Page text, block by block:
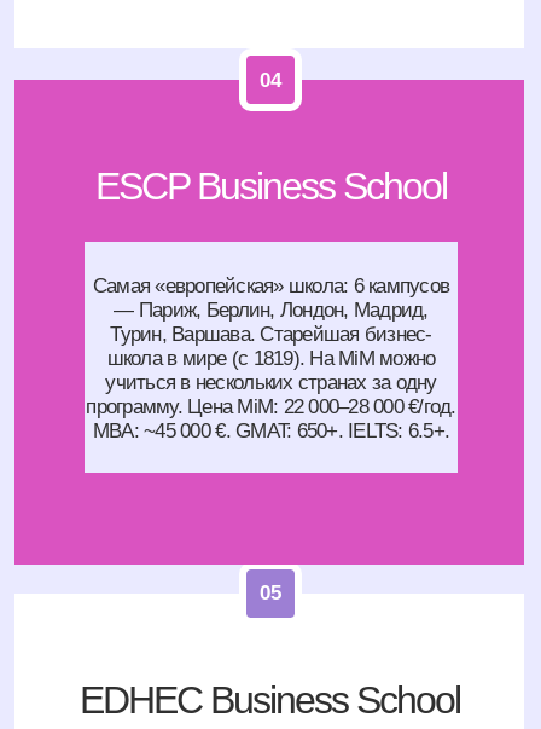
EM Lyon Business School
предпринимательстве и инновациях.
Стартап-инкубатор школы — один из
крупнейших в Европе. Цена MiM: 20 000–25
000 €/год. MBA: ~45 000 €. GMAT: 600+.
IELTS: 6.5+.
Региональные школы
все аккредитованы Triple Crown (AACSB, EQUIS,
AMBA) и входят в международные рейтинги.Цена
07